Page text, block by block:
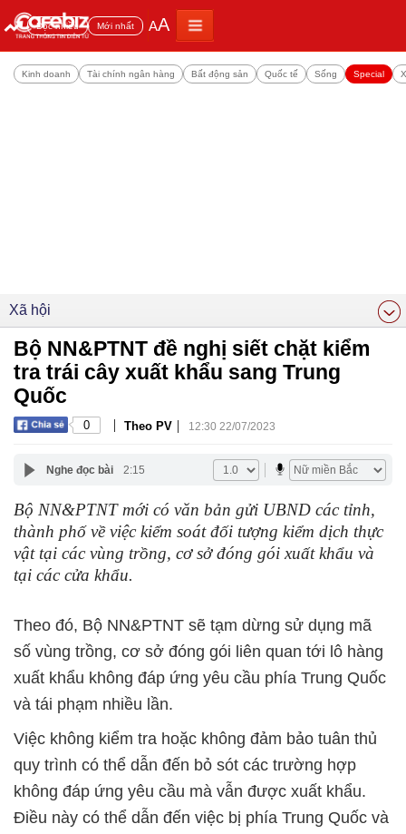
Đọc nhiều Mới nhất AA
Kinh doanh Tài chính ngân hàng Bất động sản Quốc tế Sống Special
Xã hội
Bộ NN&PTNT đề nghị siết chặt kiểm
tra trái cây xuất khẩu sang Trung
Quốc
0 | Theo PV | 12:30 22/07/2023
Nghe đọc bài 2:15
Bộ NN&PTNT mới có văn bản gửi UBND các tỉnh,
thành phố về việc kiểm soát đối tượng kiểm dịch thực
vật tại các vùng trồng, cơ sở đóng gói xuất khẩu và
tại các cửa khẩu.
Theo đó, Bộ NN&PTNT sẽ tạm dừng sử dụng mã
số vùng trồng, cơ sở đóng gói liên quan tới lô hàng
xuất khẩu không đáp ứng yêu cầu phía Trung Quốc
và tái phạm nhiều lần.
Việc không kiểm tra hoặc không đảm bảo tuân thủ
quy trình có thể dẫn đến bỏ sót các trường hợp
không đáp ứng yêu cầu mà vẫn được xuất khẩu.
Điều này có thể dẫn đến việc bị phía Trung Quốc và